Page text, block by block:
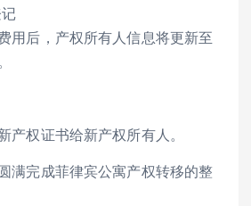
用后，产权所有人信息将更新至
产权证书给新产权所有人。
满完成菲律宾公寓产权转移的整